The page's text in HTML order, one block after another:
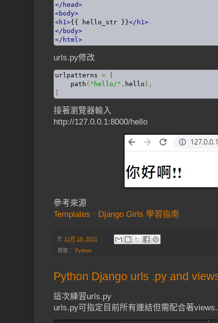
</head>
<body>
<h1>{{ hello_str }}</h1>
</body>
</html>
urls.py修改
urlpatterns =
    path
( "hello/" , hello ),
接著瀏覽器輸入
http://127.0.0.1:8000/hello
參考來源
Templates · Django Girls 學習指南
於 11月 18, 2021
標籤： Python
Python Django urls .py and
這次練習urls.py
urls.py可指定目前所有連結但需配合著